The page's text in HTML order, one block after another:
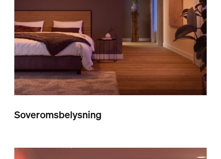
Soveromsbelysning